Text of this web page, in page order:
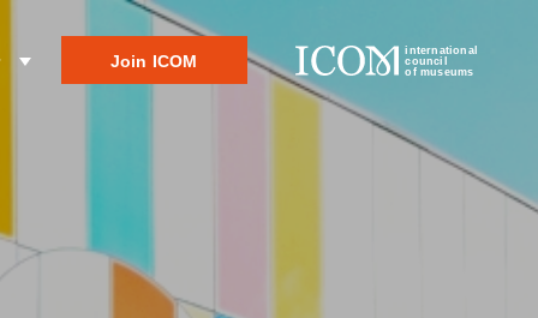
Join ICOM
international
council
of museums